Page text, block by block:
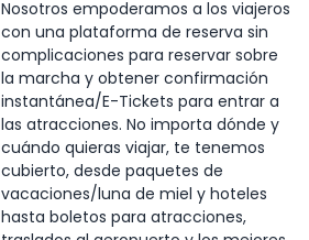
Nosotros empoderamos a los viajeros
con una plataforma de reserva sin
complicaciones para reservar sobre
la marcha y obtener confirmación
instantánea/E-Tickets para entrar a
las atracciones. No importa dónde y
cuándo quieras viajar, te tenemos
cubierto, desde paquetes de
vacaciones/luna de miel y hoteles
hasta boletos para atracciones,